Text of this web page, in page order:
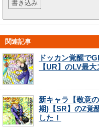
関連記事
ドッカン覚醒で
【UR】のLV最
新キャラ【敬意
期)【SR】のZ覚
した！